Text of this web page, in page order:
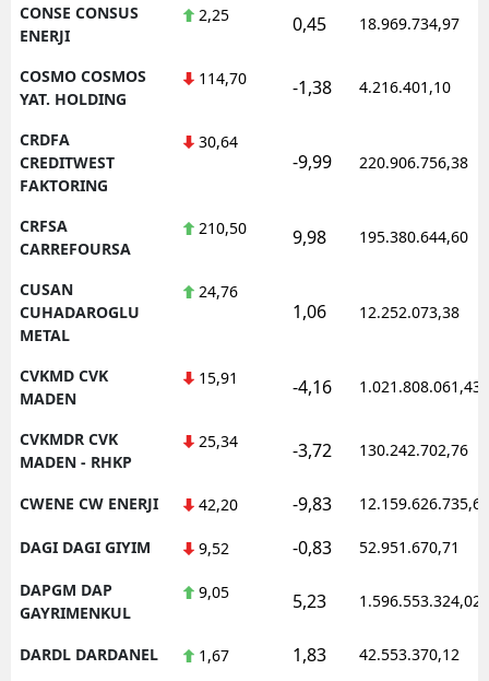
CONSE CONSUS
ENERJI
2,25 0,45 18.969.734,97
COSMO COSMOS
YAT. HOLDING
114,70 -1,38 4.216.401,10
CRDFA
CREDITWEST
FAKTORING
30,64
-9,99 220.906.756,38
CRFSA
CARREFOURSA
210,50 9,98 195.380.644,60
CUSAN
CUHADAROGLU
METAL
24,76
1,06 12.252.073,38
CVKMD CVK
MADEN
15,91 -4,16 1.021.808.061,43
CVKMDR CVK
MADEN - RHKP
25,34 -3,72 130.242.702,76
CWENE CW ENERJI 42,20 -9,83 12.159.626.735,62
DAGI DAGI GIYIM 9,52 -0,83 52.951.670,71
DAPGM DAP
GAYRIMENKUL
9,05 5,23 1.596.553.324,02
DARDL DARDANEL 1,67 1,83 42.553.370,12